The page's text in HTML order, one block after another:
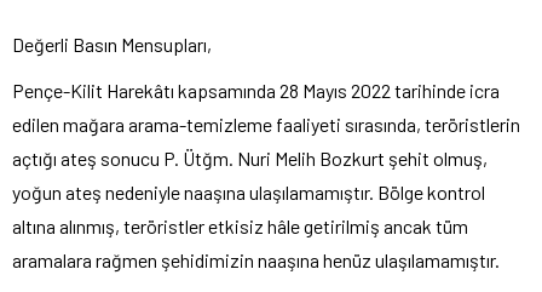
Değerli Basın Mensupları,
Pençe-Kilit Harekâtı kapsamında 28 Mayıs 2022 tarihinde icra
edilen mağara arama-temizleme faaliyeti sırasında, teröristlerin
açtığı ateş sonucu P. Ütğm. Nuri Melih Bozkurt şehit olmuş,
yoğun ateş nedeniyle naaşına ulaşılamamıştır. Bölge kontrol
altına alınmış, teröristler etkisiz hâle getirilmiş ancak tüm
aramalara rağmen şehidimizin naaşına henüz ulaşılamamıştır.